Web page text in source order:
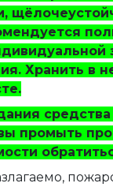
Хранить в
средства
промыть